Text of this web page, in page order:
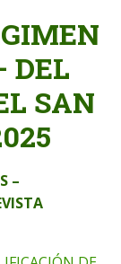
DEL
SAN
–